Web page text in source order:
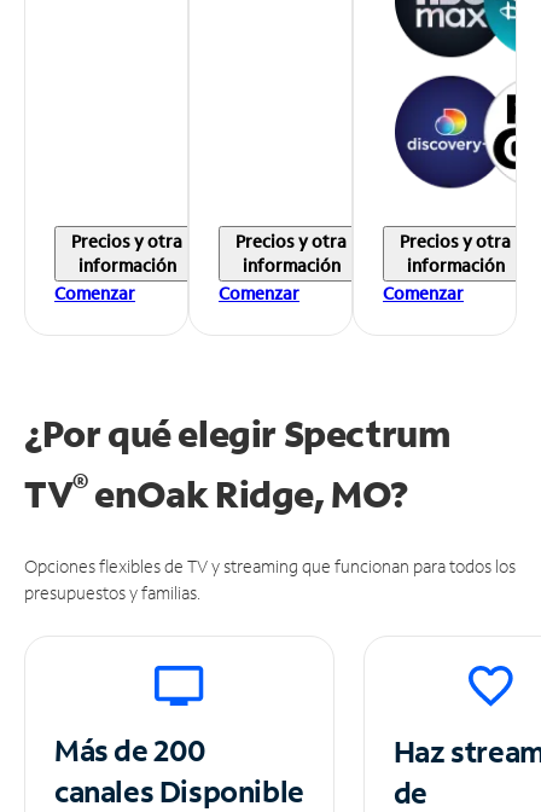
Precios y otra
información
Comenzar
Precios y otra
información
Comenzar
Precios y otra
información
Comenzar
¿Por qué elegir Spectrum
TV®enOak Ridge, MO?
Opciones flexibles de TV y streaming que funcionan para todos los
presupuestos y familias.
Más de 200
canalesDisponible
Haz
de